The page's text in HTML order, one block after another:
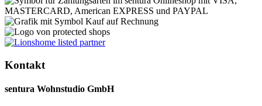
Kontakt
sentura Wohnstudio GmbH